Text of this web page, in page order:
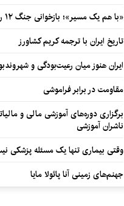
«با هم یک مسیر»؛ بازخوانی جنگ ۱۲ روزه در قاب یک رمان کوتاه
تاریخ ایران با ترجمه کریم کشاورز
ایران هنوز میان رعیت‌بودگی و
مقاومت در برابر فراموشی
برگزاری دوره‌های آموزشی مالی و
ناشران آموزشی
وقتی بیماری تنها یک مسئله پزشکی
جهنم‌های زمینی آنا پائولا مایا